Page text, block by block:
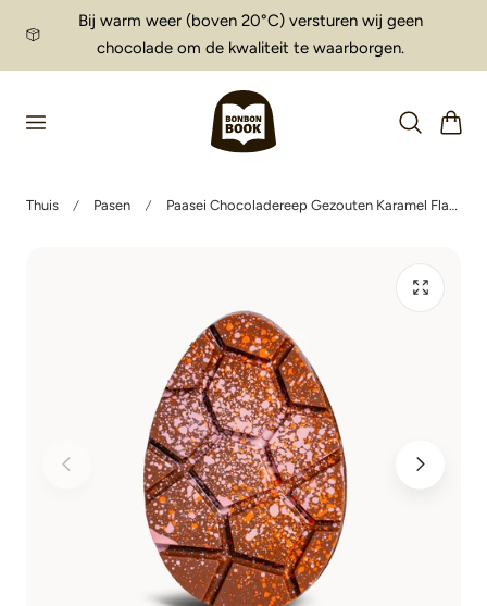
de inhoudBij warm weer (boven 20°C) versturen wij geen
chocolade om de kwaliteit te waarborgen.
Thuis Pasen Paasei Chocoladereep Gezouten Karamel Flakes